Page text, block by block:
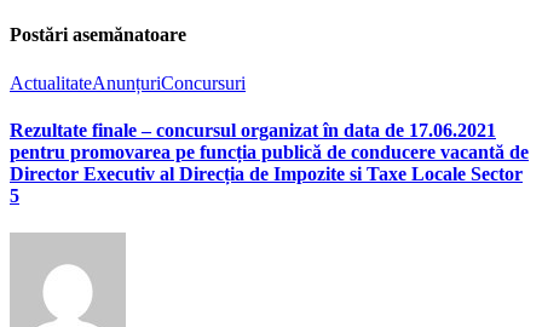
Postări asemănatoare
ActualitateAnunțuriConcursuri
Rezultate finale – concursul organizat în data de 17.06.2021
pentru promovarea pe funcția publică de conducere vacantă de
Director Executiv al Direcția de Impozite si Taxe Locale Sector
5